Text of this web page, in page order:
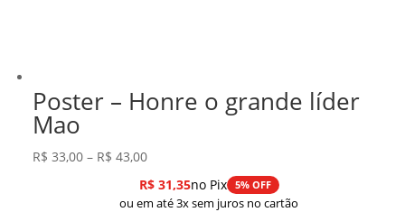
Poster – Honre o grande líder
Mao
R$ 33,00 – R$ 43,00Faixa
de
preço:
R$31,35no Pix 5% OFF
ou em até 3x sem juros no cartão